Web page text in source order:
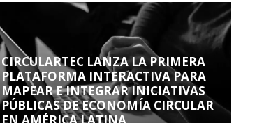
CIRCULARTEC LANZA LA PRIMERA
PLATAFORMA INTERACTIVA PARA
MAPEAR E INTEGRAR INICIATIVAS
PÚBLICAS DE ECONOMÍA CIRCULAR